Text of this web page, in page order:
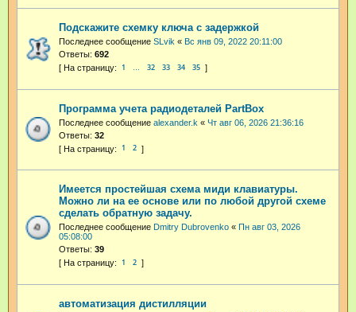
Подскажите схемку ключа с задержкой
Последнее сообщение SLvik « Вс янв 09, 2022 20:11:00
Ответы: 692
1 … 32 33 34 35
Программа учета радиодеталей PartBox
Последнее сообщение alexander.k « Чт авг 06, 2026 21:36:16
Ответы: 32
1 2
Имеется простейшая схема миди клавиатуры.
Можно ли на ее основе или по любой другой схеме
сделать обратную задачу.
Последнее сообщение Dmitry Dubrovenko « Пн авг 03, 2026
05:08:00
Ответы: 39
1 2
автоматизация дистилляции